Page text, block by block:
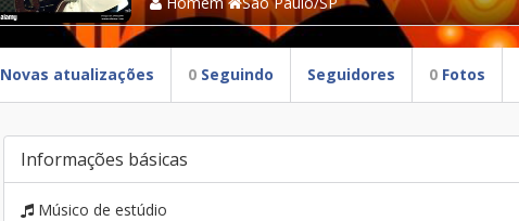
Novas atualizações 0 Seguindo Seguidores 0 Fotos
Informações básicas
Músico de estúdio